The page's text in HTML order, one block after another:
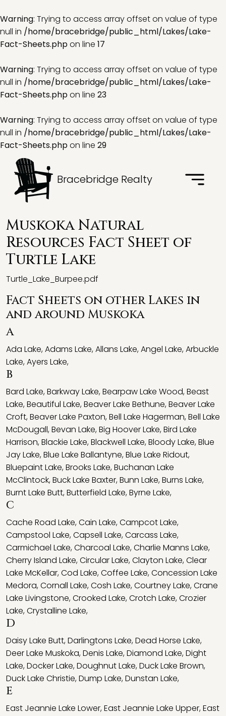
Warning: Trying to access array offset on value of type
null in /home/bracebridge/public_html/Lakes/Lake-
Fact-Sheets.phpon line 17
Warning: Trying to access array offset on value of type
null in /home/bracebridge/public_html/Lakes/Lake-
Fact-Sheets.phpon line 23
Warning: Trying to access array offset on value of type
null in /home/bracebridge/public_html/Lakes/Lake-
Fact-Sheets.phpon line 29
Bracebridge Realty
Muskoka Natural
Resources Fact Sheet of
Turtle Lake
Turtle_Lake_Burpee.pdf
Fact Sheets on other Lakes in
and around Muskoka
A
Ada Lake,Adams Lake,Allans Lake,Angel Lake,Arbuckle
Lake,Ayers Lake,
B
Bard Lake,Barkway Lake,Bearpaw Lake Wood,Beast
Lake,Beautiful Lake,Beaver Lake Bethune,Beaver Lake
Croft,Beaver Lake Paxton,Bell Lake Hagerman,Bell Lake
McDougall,Bevan Lake,Big Hoover Lake,Bird Lake
Harrison,Blackie Lake,Blackwell Lake,Bloody Lake,Blue
Jay Lake,Blue Lake Ballantyne,Blue Lake Ridout,
Bluepaint Lake,Brooks Lake,Buchanan Lake
McClintock,Buck Lake Baxter,Bunn Lake,Burns Lake,
Burnt Lake Butt,Butterfield Lake,Byrne Lake,
C
Cache Road Lake,Cain Lake,Campcot Lake,
Campstool Lake,Capsell Lake,Carcass Lake,
Carmichael Lake,Charcoal Lake,Charlie Manns Lake,
Cherry Island Lake,Circular Lake,Clayton Lake,Clear
Lake McKellar,Cod Lake,Coffee Lake,Concession Lake
Medora,Cornall Lake,Cosh Lake,Courtney Lake,Crane
Lake Livingstone,Crooked Lake,Crotch Lake,Crozier
Lake,Crystalline Lake,
D
Daisy Lake Butt,Darlingtons Lake,Dead Horse Lake,
Deer Lake Muskoka,Denis Lake,Diamond Lake,Dight
Lake,Docker Lake,Doughnut Lake,Duck Lake Brown,
Duck Lake Christie,Dump Lake,Dunstan Lake,
E
East Jeannie Lake Lower,East Jeannie Lake Upper,East